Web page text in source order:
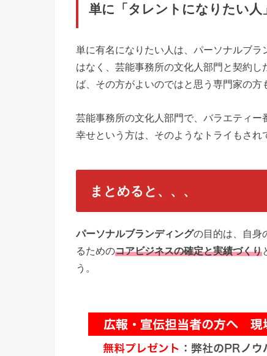
単に「タレントになりたい人
単に有名になりたい人は、パーソナルブ
はなく、芸能事務所の文化人部門と契約
ば、その方がよいのではと思う専門家の方
芸能事務所の文化人部門で、バラエティ
幸せという方は、そのようなトライもされ
まとめると、、、
パーソナルブランディングの目的は、自身
るためのコアビジネスの確定と実績づくり
う。